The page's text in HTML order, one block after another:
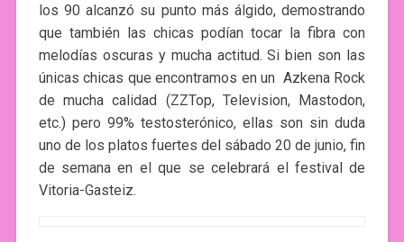
los 90 alcanzó su punto más álgido, demostrando
que también las chicas podían tocar la fibra con
melodías oscuras y mucha actitud. Si bien son las
únicas chicas que encontramos en un Azkena Rock
de mucha calidad (ZZTop, Television, Mastodon,
etc.) pero 99% testosterónico, ellas son sin duda
uno de los platos fuertes del sábado 20 de junio, fin
de semana en el que se celebrará el festival de
Vitoria-Gasteiz.